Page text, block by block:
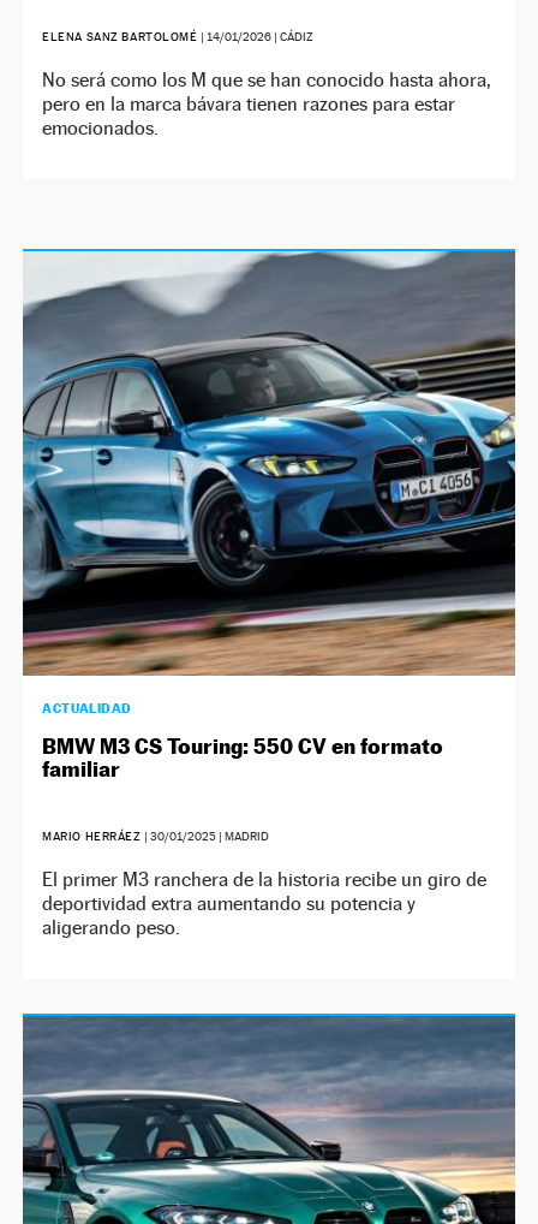
ELENA SANZ BARTOLOMÉ | 14/01/2026| CÁDIZ
No será como los M que se han conocido hasta ahora,
pero en la marca bávara tienen razones para estar
emocionados.
ACTUALIDAD
BMW M3 CS Touring: 550 CV en formato
familiar
MARIO HERRÁEZ | 30/01/2025| MADRID
El primer M3 ranchera de la historia recibe un giro de
deportividad extra aumentando su potencia y
aligerando peso.